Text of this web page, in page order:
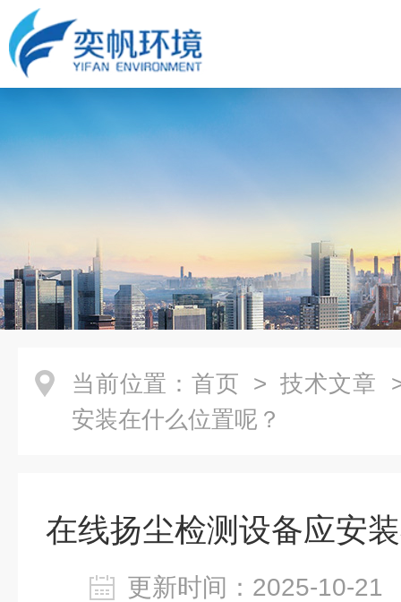
当前位置： 首页 > 技术文章
安装在什么位置呢？
在线扬尘检测设备应安
更新时间：2025-10-